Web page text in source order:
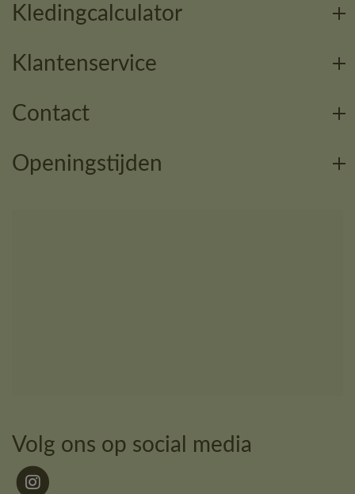
Kledingcalculator
Klantenservice
Contact
Openingstijden
Volg ons op social media